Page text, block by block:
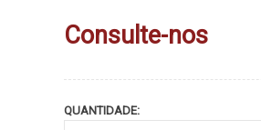
Consulte-nos
QUANTIDADE: